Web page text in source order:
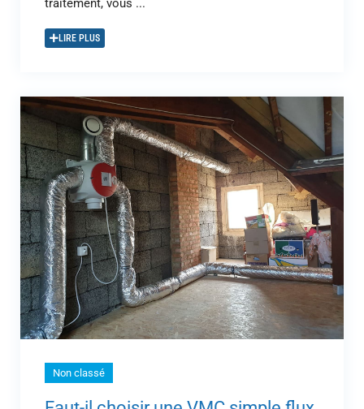
traitement, vous ...
LIRE PLUS
Non classé